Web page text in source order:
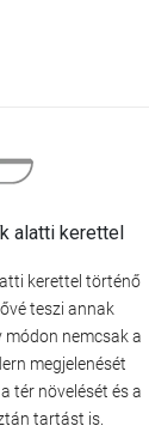
alatti kerettel
kerettel történő
teszi annak
nemcsak a
megjelenését
tér növelését és a
tartást is.